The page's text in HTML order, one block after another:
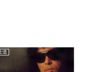
道